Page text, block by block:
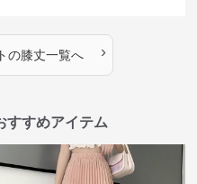
の膝丈一覧へ ›
すすめアイテム